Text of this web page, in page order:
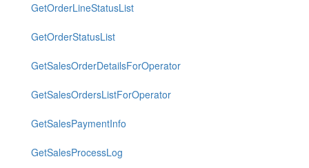
GetOrderLineStatusList
GetOrderStatusList
GetSalesOrderDetailsForOperator
GetSalesOrdersListForOperator
GetSalesPaymentInfo
GetSalesProcessLog